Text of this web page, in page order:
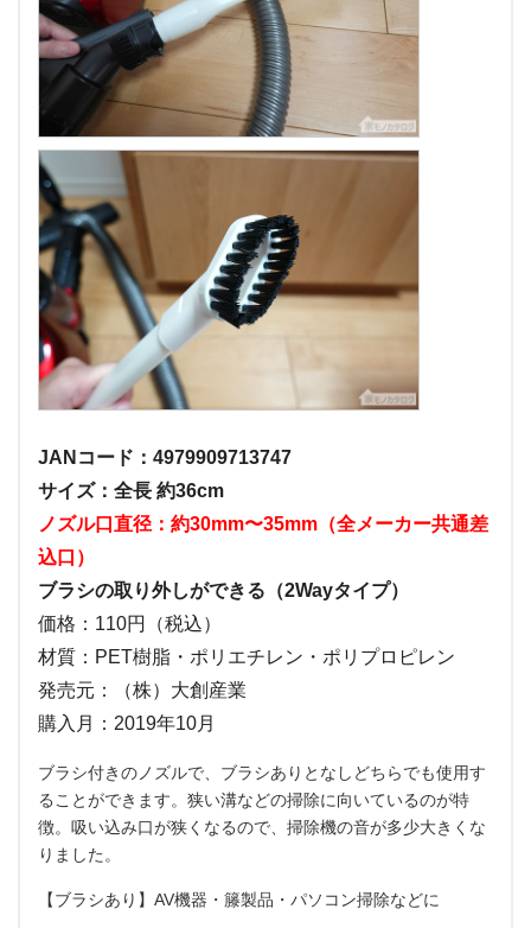
JANコード：4979909713747
サイズ：全長 約36cm
ノズル口直径：約30mm〜35mm（全メーカー共通差
込口）
ブラシの取り外しができる（2Wayタイプ）
価格：110円（税込）
材質：PET樹脂・ポリエチレン・ポリプロピレン
発売元：（株）大創産業
購入月：2019年10月
ブラシ付きのノズルで、ブラシありとなしどちらでも使用す
ることができます。狭い溝などの掃除に向いているのが特
徴。吸い込み口が狭くなるので、掃除機の音が多少大きくな
りました。
【ブラシあり】AV機器・籐製品・パソコン掃除などに